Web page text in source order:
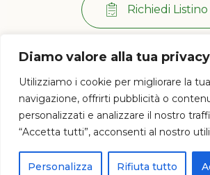
Diamo valore alla tua privacy
Utilizziamo i cookie per migliorare la
navigazione, offrirti pubblicità o
personalizzati e analizzare il nostro
“Accetta tutti”, acconsenti al nostro
Personalizza Rifiuta tutto
Richiedi Listino
Per info:
+39 0573 38
Via di Ramini, 129/D - 51030
Lun - Ven: 8:00 / 12:00 -
© 2023 Az. Agricola Tesi Fabio s.s.a. di Tesi Silvia e
CF 01628120477
Proudly powered byPC Web